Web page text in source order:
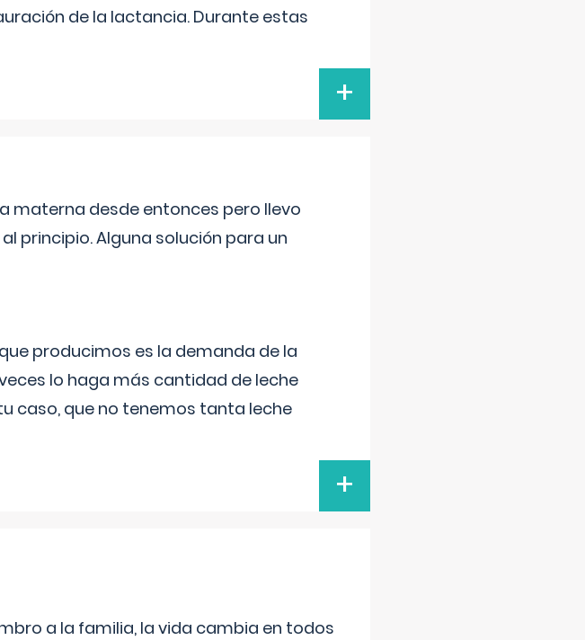
de la lactancia. Durante estas
+
materna desde entonces pero llevo
principio. Alguna solución para un
producimos es la demanda de la
lo haga más cantidad de leche
caso, que no tenemos tanta leche
+
a la familia, la vida cambia en todos